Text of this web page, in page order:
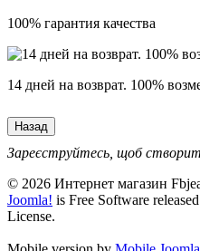
100% гарантия качества
14 дней на возврат. 100%
Зареєструйтесь, щоб
© 2026 Интернет магазин
Joomla! is Free Software
License.